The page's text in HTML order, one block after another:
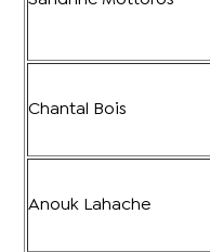
Chantal Bois
Anouk Lahache